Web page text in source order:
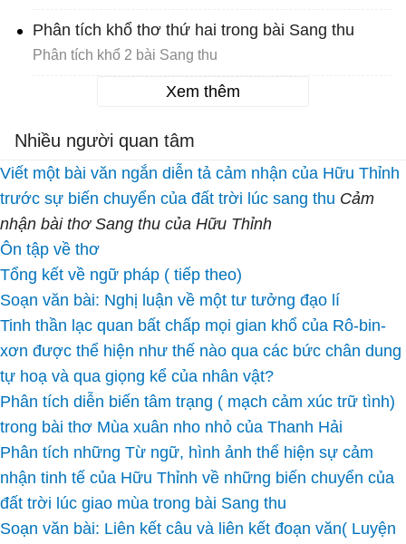
Phân tích khổ thơ thứ hai trong bài Sang thu
Phân tích khổ 2 bài Sang thu
Xem thêm
Nhiều người quan tâm
Viết một bài văn ngắn diễn tả cảm nhận của Hữu Thỉnh
trước sự biến chuyển của đất trời lúc sang thu Cảm
nhận bài thơ Sang thu của Hữu Thỉnh
Ôn tập về thơ
Tổng kết về ngữ pháp ( tiếp theo)
Soạn văn bài: Nghị luận về một tư tưởng đạo lí
Tinh thần lạc quan bất chấp mọi gian khổ của Rô-bin-
xơn được thể hiện như thế nào qua các bức chân dung
tự hoạ và qua giọng kể của nhân vật?
Phân tích diễn biến tâm trạng ( mạch cảm xúc trữ tình)
trong bài thơ Mùa xuân nho nhỏ của Thanh Hải
Phân tích những Từ ngữ, hình ảnh thể hiện sự cảm
nhận tinh tế của Hữu Thỉnh về những biến chuyển của
đất trời lúc giao mùa trong bài Sang thu
Soạn văn bài: Liên kết câu và liên kết đoạn văn( Luyện